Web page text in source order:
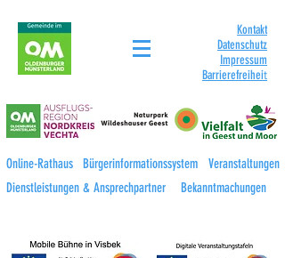
Kontakt
Datenschutz
Impressum
Barrierefreiheit
Online-Rathaus Bürgerinformationssystem
Veranstaltungen
Dienstleistungen & Ansprechpartner
Bekanntmachungen